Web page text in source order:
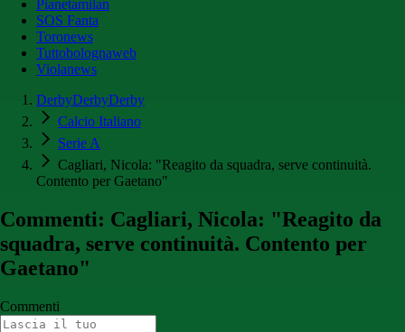
Pianetamilan
SOS Fanta
Toronews
Tuttobolognaweb
Violanews
DerbyDerbyDerby
Calcio Italiano
Serie A
Cagliari, Nicola: "Reagito da squadra, serve continuità.
Contento per Gaetano"
Commenti: Cagliari, Nicola: "Reagito da
squadra, serve continuità. Contento per
Gaetano"
Commenti